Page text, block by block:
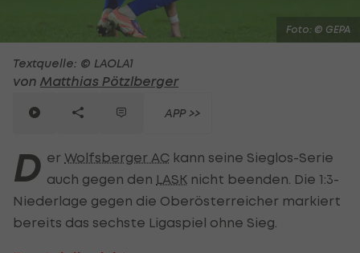
Foto: © GEPA
Textquelle: © LAOLA1
von Matthias Pötzlberger
APP >>
D er Wolfsberger AC kann seine Sieglos-Serie
auch gegen den LASK nicht beenden. Die 1:3-
Niederlage gegen die Oberösterreicher markiert
bereits das sechste Ligaspiel ohne Sieg.